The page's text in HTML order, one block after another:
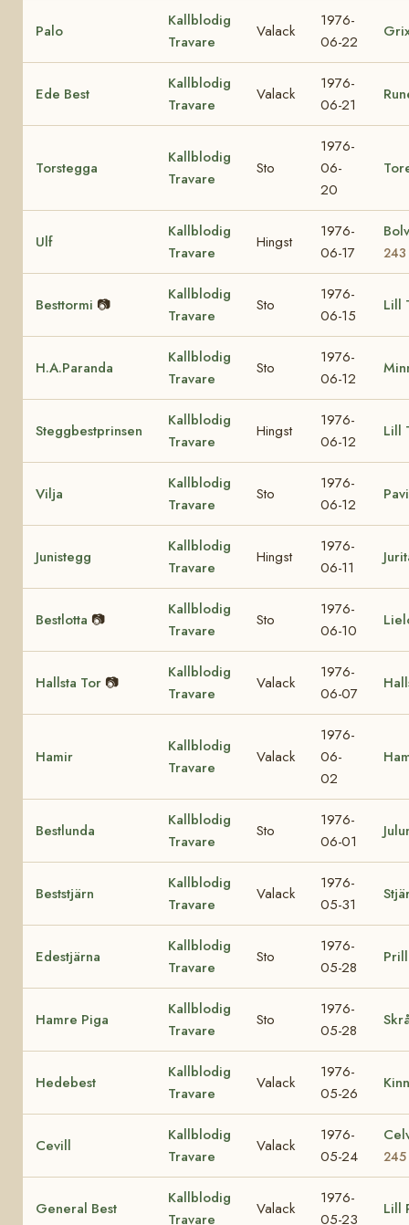
Palo
Kallblodig
Travare
Valack
1976-
06-22
Ede Best
Kallblodig
Travare
Valack
1976-
06-21
Torstegga
Kallblodig
Travare
Sto
1976-
06-
20
Ulf
Kallblodig
Travare
Hingst
1976-
06-17
243
Besttormi 📷
Kallblodig
Travare
Sto
1976-
06-15
Lill
H.A.Paranda
Kallblodig
Travare
Sto
1976-
06-12
Steggbestprinsen
Kallblodig
Travare
Hingst
1976-
06-12
Lill
Vilja
Kallblodig
Travare
Sto
1976-
06-12
Junistegg
Kallblodig
Travare
Hingst
1976-
06-11
Bestlotta 📷
Kallblodig
Travare
Sto
1976-
06-10
Hallsta Tor 📷
Kallblodig
Travare
Valack
1976-
06-07
Hamir
Kallblodig
Travare
Valack
1976-
06-
02
Bestlunda
Kallblodig
Travare
Sto
1976-
06-01
Beststjärn
Kallblodig
Travare
Valack
1976-
05-31
Edestjärna
Kallblodig
Travare
Sto
1976-
05-28
Hamre Piga
Kallblodig
Travare
Sto
1976-
05-28
Hedebest
Kallblodig
Travare
Valack
1976-
05-26
Cevill
Kallblodig
Travare
Valack
1976-
05-24
245
General Best
Kallblodig
Travare
Valack
1976-
05-23
Lill